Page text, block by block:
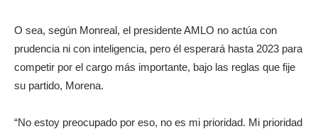
O sea, según Monreal, el presidente AMLO no actúa con
prudencia ni con inteligencia, pero él esperará hasta 2023 para
competir por el cargo más importante, bajo las reglas que fije
su partido, Morena.
“No estoy preocupado por eso, no es mi prioridad. Mi prioridad